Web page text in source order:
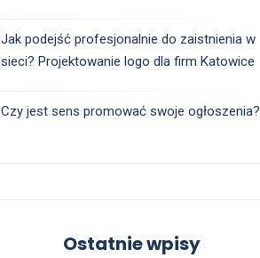
Jak podejść profesjonalnie do zaistnienia w
sieci? Projektowanie logo dla firm Katowice
Czy jest sens promować swoje ogłoszenia?
Ostatnie wpisy